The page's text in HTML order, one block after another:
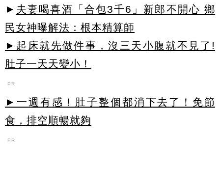
► 夫妻喝喜酒「合包3千6」新郎不開心 鄉
民女神曝解法：根本精算師
►起床就先做件事，沒三天小腹就不見了!
肚子一天天變小！
PR
►一週有感！肚子整個都消下去了！免節
食，排空順暢就夠
PR